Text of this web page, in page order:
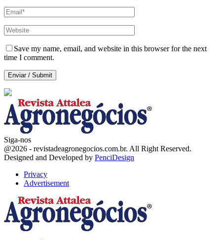
Save my name, email, and website in this browser for the next
time I comment.
Siga-nos
Facebook
Twitter
Instagram
Linkedin
Youtube
Email
@2026 - revistadeagronegocios.com.br. All Right Reserved.
Designed and Developed by PenciDesign
Privacy
Advertisement